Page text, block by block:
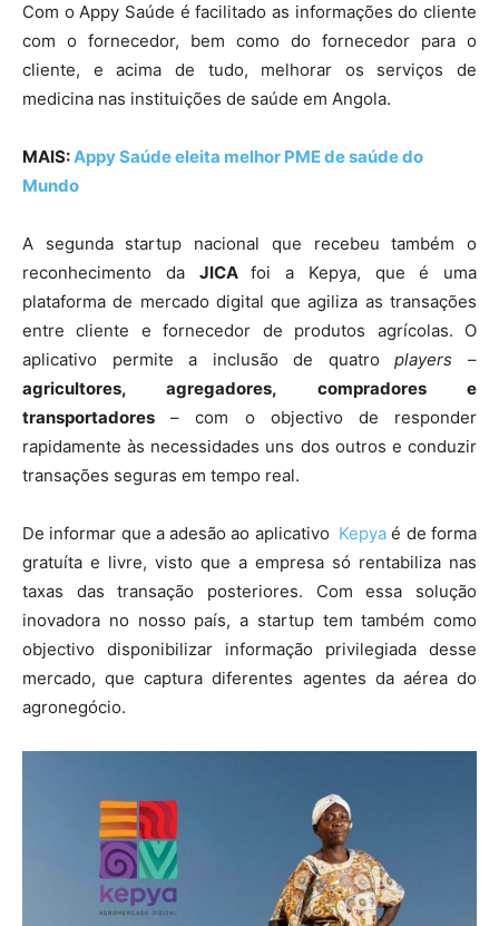
Com o Appy Saúde é facilitado as informações do cliente
com o fornecedor, bem como do fornecedor para o
cliente, e acima de tudo, melhorar os serviços de
medicina nas instituições de saúde em Angola.
MAIS:Appy Saúde eleita melhor PME de saúde do
Mundo
A segunda startup nacional que recebeu também o
reconhecimento da JICAfoi a Kepya, que é uma
plataforma de mercado digital que agiliza as transações
entre cliente e fornecedor de produtos agrícolas. O
aplicativo permite a inclusão de quatroplayers –
agricultores, agregadores, compradores e
transportadores – com o objectivo de responder
rapidamente às necessidades uns dos outros e conduzir
transações seguras em tempo real.
De informar que a adesão ao aplicativo Kepyaé de forma
gratuíta e livre, visto que a empresa só rentabiliza nas
taxas das transação posteriores. Com essa solução
inovadora no nosso país, a startup tem também como
objectivo disponibilizar informação privilegiada desse
mercado, que captura diferentes agentes da aérea do
agronegócio.